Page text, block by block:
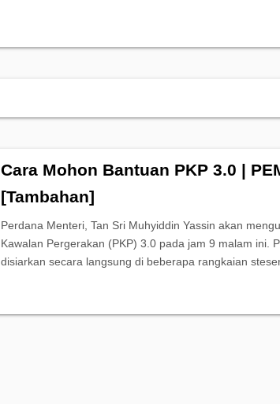
Cara Mohon Bantuan PKP 3.0 |
[Tambahan]
Perdana Menteri, Tan Sri Muhyiddin Yassin akan
Kawalan Pergerakan (PKP) 3.0 pada jam 9 malam ini.
disiarkan secara langsung di beberapa rangkaian